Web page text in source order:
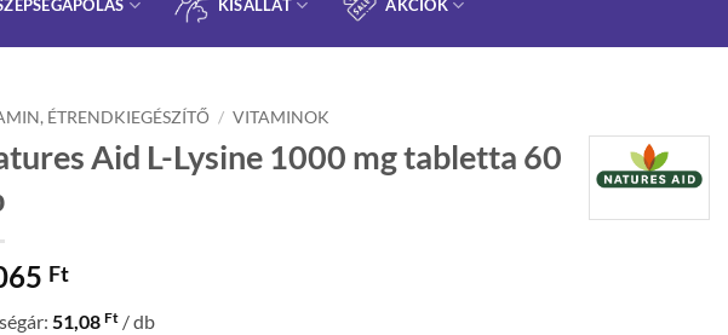
KISÁLLAT AKCIÓK
ÉTRENDKIEGÉSZÍTŐ / VITAMINOK
Aid L-Lysine 1000 mg tabletta 60
Ft
51,08 Ft / db